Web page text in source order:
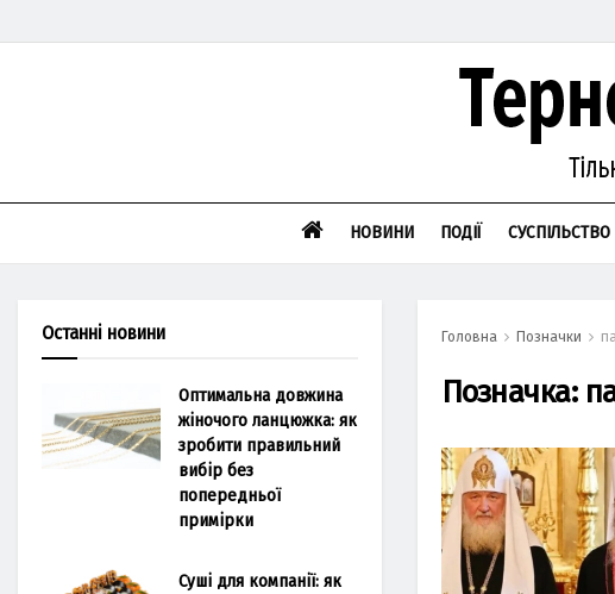
НОВИНИ ПОДІЇ СУСПІЛЬСТВО
Головна Позначки
Позначка:
Останні новини
Оптимальна довжина
жіночого ланцюжка: як
зробити правильний
вибір без
попередньої
примірки
Суші для компанії: як